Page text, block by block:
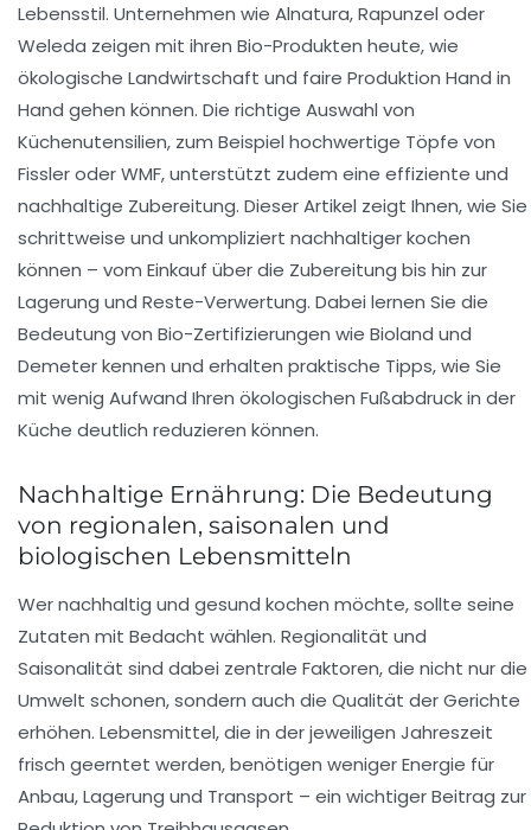
Lebensstil. Unternehmen wie Alnatura, Rapunzel oder
Weleda zeigen mit ihren Bio-Produkten heute, wie
ökologische Landwirtschaft und faire Produktion Hand in
Hand gehen können. Die richtige Auswahl von
Küchenutensilien, zum Beispiel hochwertige Töpfe von
Fissler oder WMF, unterstützt zudem eine effiziente und
nachhaltige Zubereitung. Dieser Artikel zeigt Ihnen, wie Sie
schrittweise und unkompliziert nachhaltiger kochen
können – vom Einkauf über die Zubereitung bis hin zur
Lagerung und Reste-Verwertung. Dabei lernen Sie die
Bedeutung von Bio-Zertifizierungen wie Bioland und
Demeter kennen und erhalten praktische Tipps, wie Sie
mit wenig Aufwand Ihren ökologischen Fußabdruck in der
Küche deutlich reduzieren können.
Nachhaltige Ernährung: Die Bedeutung
von regionalen, saisonalen und
biologischen Lebensmitteln
Wer nachhaltig und gesund kochen möchte, sollte seine
Zutaten mit Bedacht wählen. Regionalität und
Saisonalität sind dabei zentrale Faktoren, die nicht nur die
Umwelt schonen, sondern auch die Qualität der Gerichte
erhöhen. Lebensmittel, die in der jeweiligen Jahreszeit
frisch geerntet werden, benötigen weniger Energie für
Anbau, Lagerung und Transport – ein wichtiger Beitrag zur